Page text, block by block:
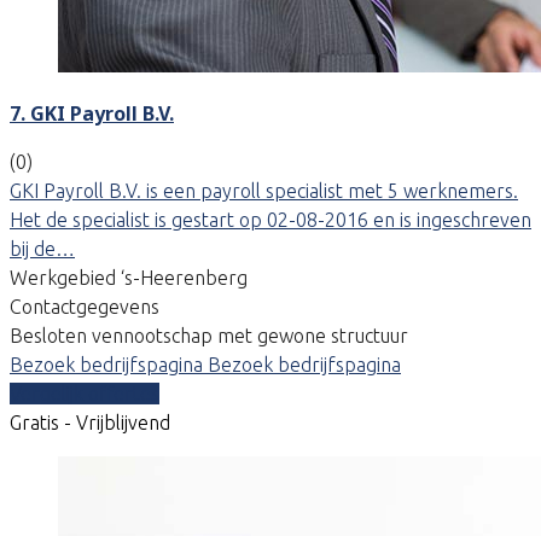
7. GKI Payroll B.V.
(0)
GKI Payroll B.V. is een payroll specialist met 5 werknemers.
Het de specialist is gestart op 02-08-2016 en is ingeschreven
bij de…
Werkgebied ‘s-Heerenberg
Contactgegevens
Besloten vennootschap met gewone structuur
Bezoek bedrijfspagina Bezoek bedrijfspagina
Gratis - Vrijblijvend